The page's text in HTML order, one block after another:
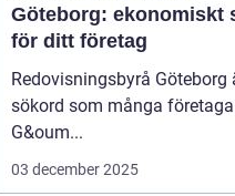
Göteborg: ekonomiskt
för ditt företag
Redovisningsbyrå Göteborg
sökord som många
G&oum...
03 december 2025